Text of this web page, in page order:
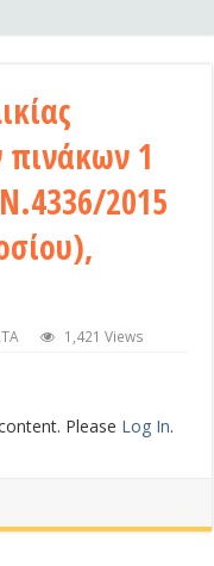
πινάκων 1
2015
1,421 Views
Please Log In.